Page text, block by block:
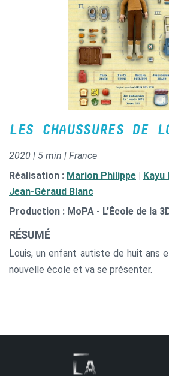
LES CHAUSSURES DE
2020 | 5 min | France
Réalisation : Marion Philippe | Kayu
Jean-Géraud Blanc
Production : MoPA - L'École de la
RÉSUMÉ
Louis, un enfant autiste de huit ans
nouvelle école et va se présenter.